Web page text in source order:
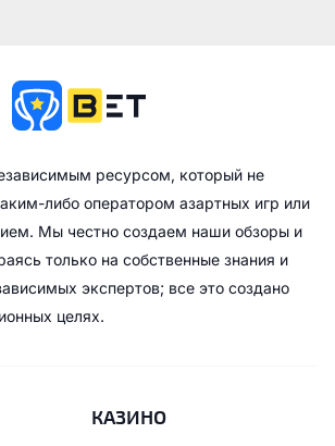
ресурсом, который не
либо оператором азартных игр или
Мы честно создаем наши обзоры и
только на собственные знания и
экспертов; все это создано
целях.
КАЗИНО